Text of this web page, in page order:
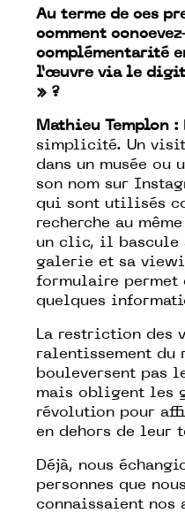
Au terme de ces
comment
complémentarité
l’œuvre via le
» ?
Mathieu Templon :
simplicité. Un
dans un musée ou
son nom sur
qui sont utilisés
recherche au
un clic, il bascule
galerie et sa
formulaire permet
quelques
La restriction des
ralentissement du
bouleversent pas
mais obligent les
révolution pour
en dehors de leur
Déjà, nous
personnes que
connaissaient